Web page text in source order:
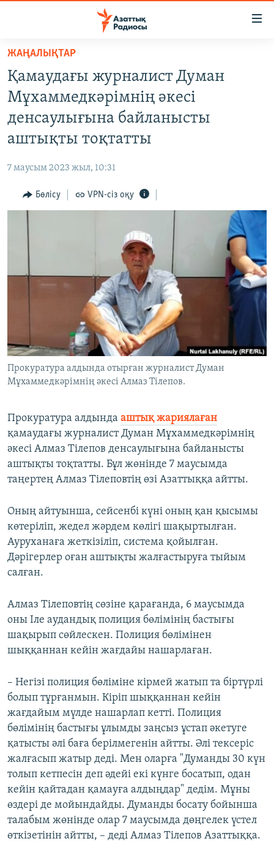
Skip
main
content
to
main
Skip
Search
САЯСАТ
AZATTYQTV
ӘЛЕУМЕТ
ӘЛЕМ
АРНАЙЫ ЖОБАЛАР
ЖАЗЫЛЫҢЫЗ
Басқа тілдерде
ЖАҢАЛЫҚТАР
Қамаудағы журналист Думан
Мұхаммедкәрімнің әкесі
денсаулығына байланысты
аштықты тоқтатты
7 маусым 2023 жыл, 10:31
Бөлісу VPN-сіз оқу
Прокуратура алдында отырған журналист Думан
Мұхаммедкәрімнің әкесі Алмаз Тілепов.
Прокуратура алдында аштық жариялаған
қамаудағы журналист Думан Мұхаммедкәрімнің
әкесі Алмаз Тілепов денсаулығына байланысты
аштықты тоқтатты. Бұл жөнінде 7 маусымда
таңертең Алмаз Тілеповтің өзі Азаттыққа айтты.
Оның айтуынша, сейсенбі күні оның қан қысымы
көтеріліп, жедел жәрдем көлігі шақыртылған.
Ауруханаға жеткізіліп, система қойылған.
Дәрігерлер оған аштықты жалғастыруға тыйым
салған.
Алмаз Тілеповтің сөзіне қарағанда, 6 маусымда
оны Іле аудандық полиция бөлімінің бастығы
шақырып сөйлескен. Полиция бөлімінен
шыққаннан кейін жағдайы нашарлаған.
– Негізі полиция бөліміне кірмей жатып та біртүрлі
болып тұрғанмын. Кіріп шыққаннан кейін
жағдайым мүлде нашарлап кетті. Полиция
бөлімінің бастығы ұлымды заңсыз ұстап әкетуге
қатысты әлі баға берілмегенін айтты. Әлі тексеріс
жалғасып жатыр деді. Мен оларға "Думанды 30 күн
толып кетпесін деп әдейі екі күнге босатып, одан
кейін қайтадан қамауға алдыңдар" дедім. Мұны
өздері де мойындайды. Думанды босату бойынша
талабым жөнінде олар 7 маусымда дөңгелек үстел
өткізетінін айтты, – деді Алмаз Тілепов Азаттыққа.